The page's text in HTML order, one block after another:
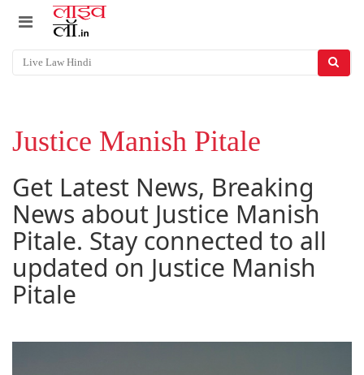
Justice Manish Pitale
Get Latest News, Breaking
News about Justice Manish
Pitale. Stay connected to all
updated on Justice Manish
Pitale